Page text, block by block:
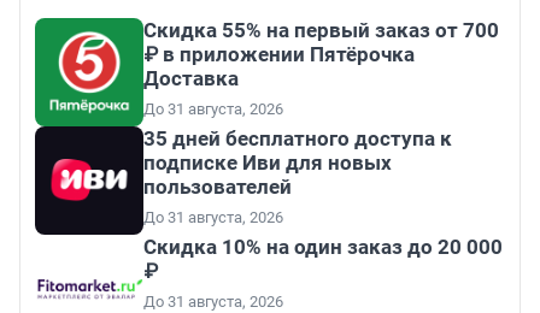
Скидка 55% на первый заказ от 700
₽ в приложении Пятёрочка
Доставка
До 31 августа, 2026
35 дней бесплатного доступа к
подписке Иви для новых
пользователей
До 31 августа, 2026
Скидка 10% на один заказ до 20 000
₽
До 31 августа, 2026